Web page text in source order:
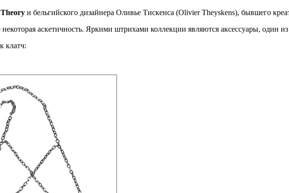
Theory и бельгийского дизайнера Оливье Тискенса (Olivier Theyskens), бывшего
аскетичность. Яркими штрихами коллекции являются аксессуары, один
клатч: